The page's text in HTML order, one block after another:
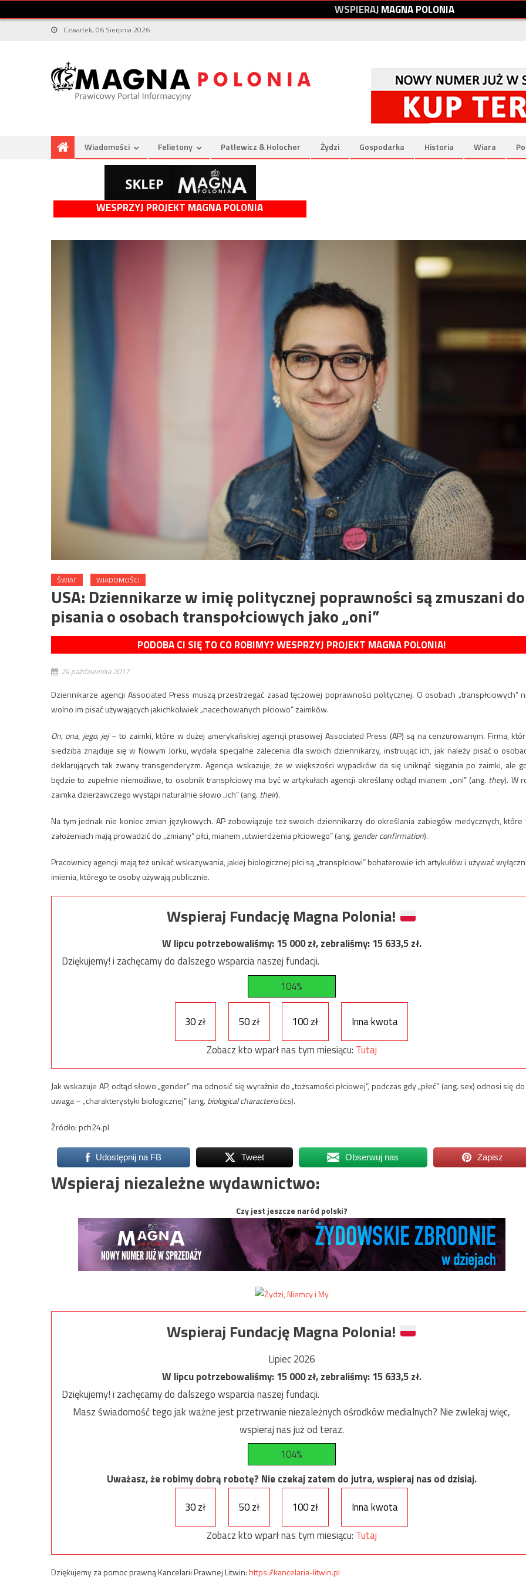
WSPIERAJMAGNAPOLONIA
Czwartek, 06 Sierpnia 2026
Wiadomości Felietony Patlewicz & Holocher Żydzi Gospodarka Historia Wiara
WESPRZYJ PROJEKT MAGNA POLONIA
ŚWIAT WIADOMOŚCI
USA: Dziennikarze w imię politycznej poprawności są zmuszani do
pisania o osobach transpołciowych jako „oni”
PODOBA CI SIĘ TO CO ROBIMY? WESPRZYJ PROJEKT MAGNA POLONIA!
24 października 2017
Dziennikarze agencji Associated Press muszą przestrzegać zasad tęczowej poprawności politycznej. O osobach „transpłciowych”
wolno im pisać używających jakichkolwiek „nacechowanych płciowo” zaimków.
On, ona, jego, jej– to zaimki, które w dużej amerykańskiej agencji prasowej Associated Press (AP) są na cenzurowanym. Firma,
siedziba znajduje się w Nowym Jorku, wydała specjalne zalecenia dla swoich dziennikarzy, instruując ich, jak należy pisać o
deklarujących tak zwany transgenderyzm. Agencja wskazuje, że w większości wypadków da się uniknąć sięgania po zaimki, ale
będzie to zupełnie niemożliwe, to osobnik transpłciowy ma być w artykułach agencji określany odtąd mianem „oni” (ang. they). W
zaimka dzierżawczego wystąpi naturalnie słowo „ich” (ang. their).
Na tym jednak nie koniec zmian językowych. AP zobowiązuje też swoich dziennikarzy do określania zabiegów medycznych, które
założeniach mają prowadzić do „zmiany” płci, mianem „utwierdzenia płciowego” (ang.gender confirmation).
Pracownicy agencji mają też unikać wskazywania, jakiej biologicznej płci są „transpłciowi” bohaterowie ich artykułów i używać
imienia, którego te osoby używają publicznie.
Wspieraj Fundację Magna Polonia!
W lipcu potrzebowaliśmy:15 000zł, zebraliśmy:15 633,5zł.
Dziękujemy! i zachęcamy do dalszego wsparcia naszej fundacji.
104%
30 zł 50 zł 100 zł
Inna kwota
Zobacz kto wparł nas tym miesiącu: Tutaj
Jak wskazuje AP, odtąd słowo „gender” ma odnosić się wyraźnie do „tożsamości płciowej”, podczas gdy „płeć” (ang. sex) odnosi się
uwaga – „charakterystyki biologicznej” (ang. biological characteristics).
Źródło: pch24.pl
Udostępnij na FB Tweet Obserwuj nas Zapisz
Wspieraj niezależne wydawnictwo:
Czy jest jeszcze naród polski?
Wspieraj Fundację Magna Polonia!
Lipiec 2026
W lipcu potrzebowaliśmy:15 000zł, zebraliśmy:15 633,5zł.
Dziękujemy! i zachęcamy do dalszego wsparcia naszej fundacji.
Masz świadomość tego jak ważne jest przetrwanie niezależnych ośrodków medialnych? Nie zwlekaj więc,
wspieraj nas już od teraz.
104%
Uważasz, że robimy dobrą robotę? Nie czekaj zatem do jutra, wspieraj nas od dzisiaj.
30 zł
50 zł 100 zł
Inna kwota
Zobacz kto wparł nas tym miesiącu: Tutaj
Dziękujemy za pomoc prawną Kancelarii Prawnej Litwin:https://kancelaria-litwin.pl